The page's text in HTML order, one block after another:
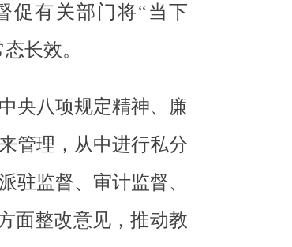
促有关部门将“当下
长效。
央八项规定精神、廉
管理，从中进行私分
驻监督、审计监督、
面整改意见，推动教